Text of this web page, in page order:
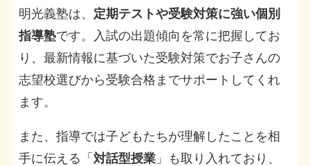
明光義塾は、 定期テストや受験対策に強い個別
指導塾です。入試の出題傾向を常に把握してお
り、最新情報に基づいた受験対策でお子さんの
志望校選びから受験合格までサポートしてくれ
ます。
また、指導では子どもたちが理解したことを相
手に伝える「 対話型授業」も取り入れており、